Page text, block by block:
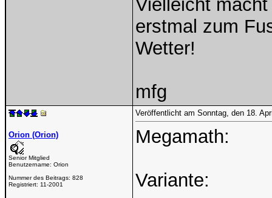
Vielleicht
erstmal zum
Wetter!
mfg
Orion (Orion)
Senior Mitglied
Benutzername: Orion
Nummer des Beitrags: 828
Registriert: 11-2001
Veröffentlicht am Sonntag, den 18.
Megamath:
Variante: